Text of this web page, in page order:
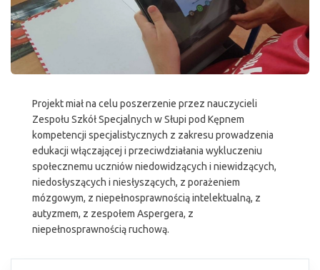
Projekt miał na celu poszerzenie przez nauczycieli
Zespołu Szkół Specjalnych w Słupi pod Kępnem
kompetencji specjalistycznych z zakresu prowadzenia
edukacji włączającej i przeciwdziałania wykluczeniu
społecznemu uczniów niedowidzących i niewidzących,
niedosłyszących i niesłyszących, z porażeniem
mózgowym, z niepełnosprawnością intelektualną, z
autyzmem, z zespołem Aspergera, z
niepełnosprawnością ruchową.